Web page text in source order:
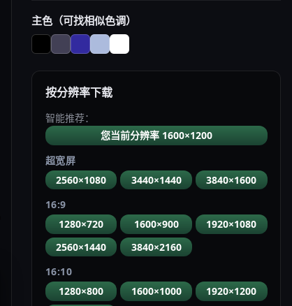
主色（可找相似色调）
按分辨率下载
智能推荐：
您当前分辨率 1600×1200
超宽屏
2560×1080
3440×1440
3840×1600
16:9
1280×720
1600×900
1920×1080
2560×1440
3840×2160
16:10
1280×800
1600×1000
1920×1200